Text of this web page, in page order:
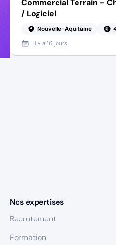
Commercial Terrain –
/ Logiciel
Nouvelle-Aquitaine
Il y a16 jours
Nos expertises
Recrutement
Formation